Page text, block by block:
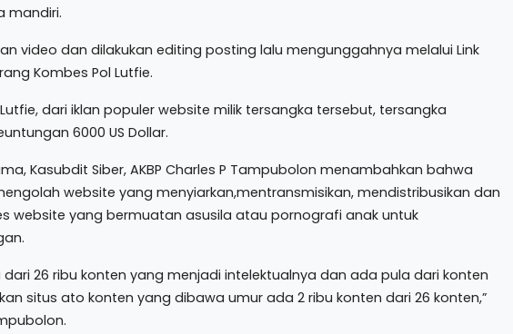
mandiri.
video dan dilakukan editing posting lalu mengunggahnya melalui Link
Kombes Pol Lutfie.
dari iklan populer website milik tersangka tersebut, tersangka
6000 US Dollar.
Kasubdit Siber, AKBP Charles P Tampubolon menambahkan bahwa
website yang menyiarkan,mentransmisikan, mendistribusikan dan
website yang bermuatan asusila atau pornografi anak untuk
dari 26 ribu konten yang menjadi intelektualnya dan ada pula dari konten
situs ato konten yang dibawa umur ada 2 ribu konten dari 26 konten,”